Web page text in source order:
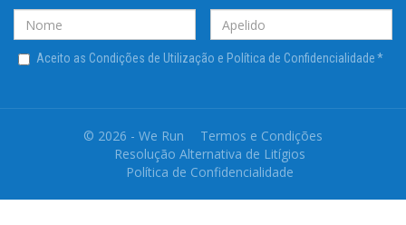
Aceito as Condições de Utilização e Política de Confidencialidade*
© 2026 - We Run
Termos e Condições
Resolução Alternativa de Litígios
Política de Confidencialidade